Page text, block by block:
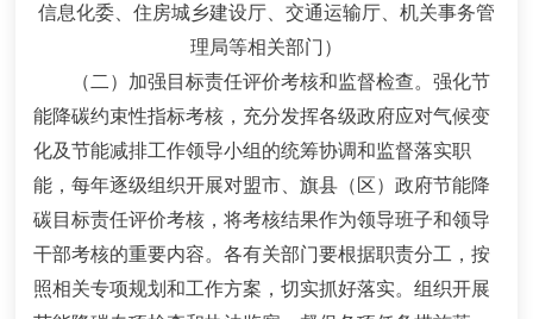
信息化委、住房城乡建设厅、交通运输厅、机关事务管
理局等相关部门）
（二）加强目标责任评价考核和监督检查。强化节
能降碳约束性指标考核，充分发挥各级政府应对气候变
化及节能减排工作领导小组的统筹协调和监督落实职
能，每年逐级组织开展对盟市、旗县（区）政府节能降
碳目标责任评价考核，将考核结果作为领导班子和领导
干部考核的重要内容。各有关部门要根据职责分工，按
照相关专项规划和工作方案，切实抓好落实。组织开展